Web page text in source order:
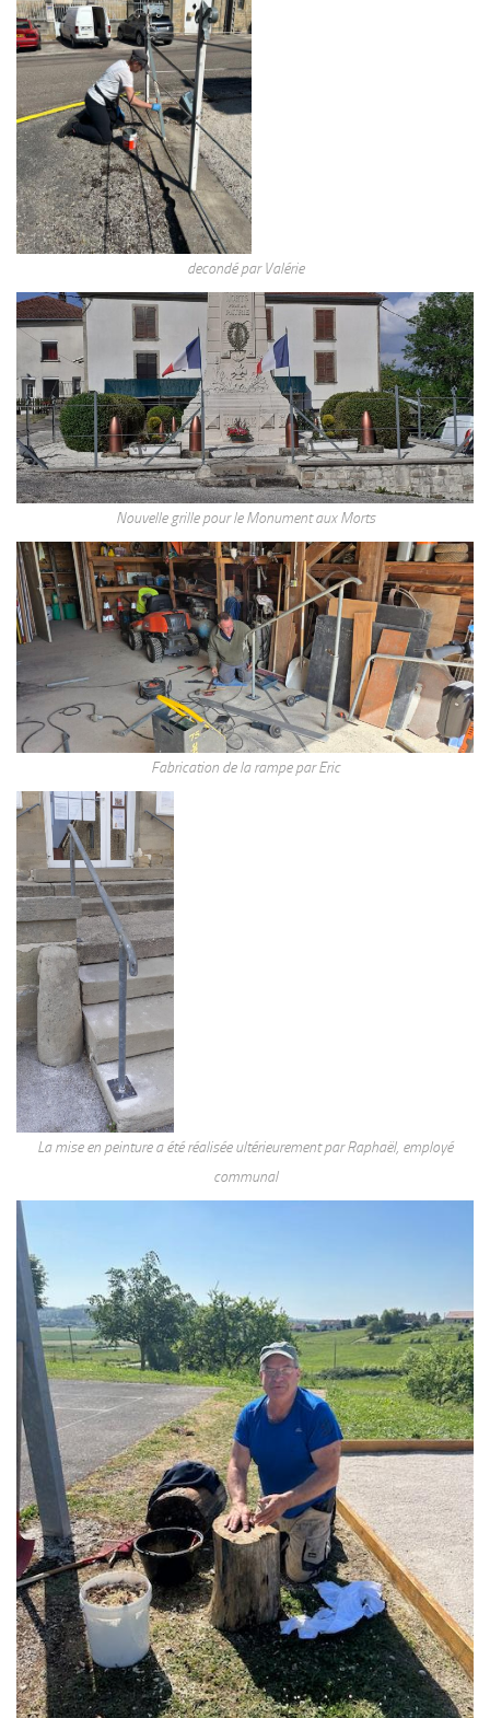
decondé par Valérie
Nouvelle grille pour le Monument aux Morts
Fabrication de la rampe par Eric
La mise en peinture a été réalisée ultérieurement par Raphaël, employé
communal